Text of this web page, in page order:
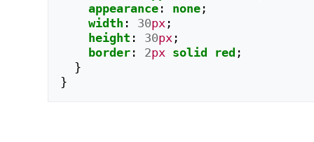
appearance: none;
width : 30px ;
height : 30px ;
border: 2px solid red ;
}
}